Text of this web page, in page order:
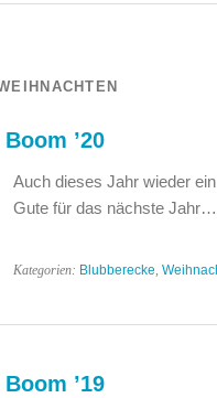
Boom ’20
Auch dieses Jahr wieder
Gute für das nächste Jahr…
Kategorien: Blubberecke,
Boom ’19